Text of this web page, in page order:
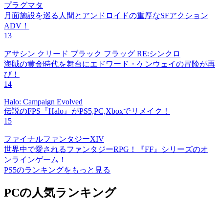
プラグマタ
月面施設を巡る人間とアンドロイドの重厚なSFアクション
ADV！
13
アサシン クリード ブラック フラッグ RE:シンクロ
海賊の黄金時代を舞台にエドワード・ケンウェイの冒険が再
び！
14
Halo: Campaign Evolved
伝説のFPS『Halo』がPS5,PC,Xboxでリメイク！
15
ファイナルファンタジーXIV
世界中で愛されるファンタジーRPG！『FF』シリーズのオ
ンラインゲーム！
PS5のランキングをもっと見る
PCの人気ランキング